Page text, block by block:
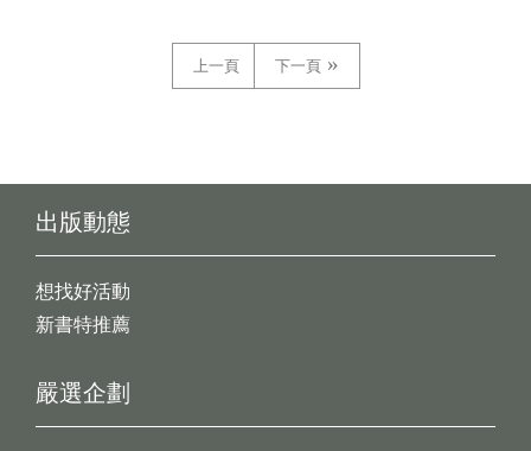
上一頁 下一頁
出版動態
想找好活動
新書特推薦
嚴選企劃